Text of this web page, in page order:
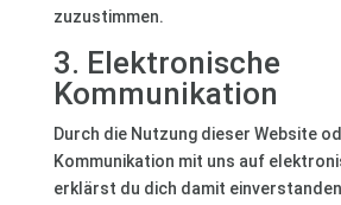
zuzustimmen.
3. Elektronische
Kommunikation
Durch die Nutzung dieser Website
Kommunikation mit uns auf
erklärst du dich damit